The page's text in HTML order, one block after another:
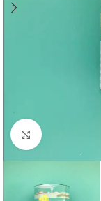
Click to enlarge